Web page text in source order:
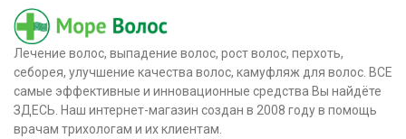
Лечение волос, выпадение волос, рост волос, перхоть,
себорея, улучшение качества волос, камуфляж для волос. ВСЕ
самые эффективные и инновационные средства Вы найдёте
ЗДЕСЬ. Наш интернет-магазин создан в 2008 году в помощь
врачам трихологам и их клиентам.